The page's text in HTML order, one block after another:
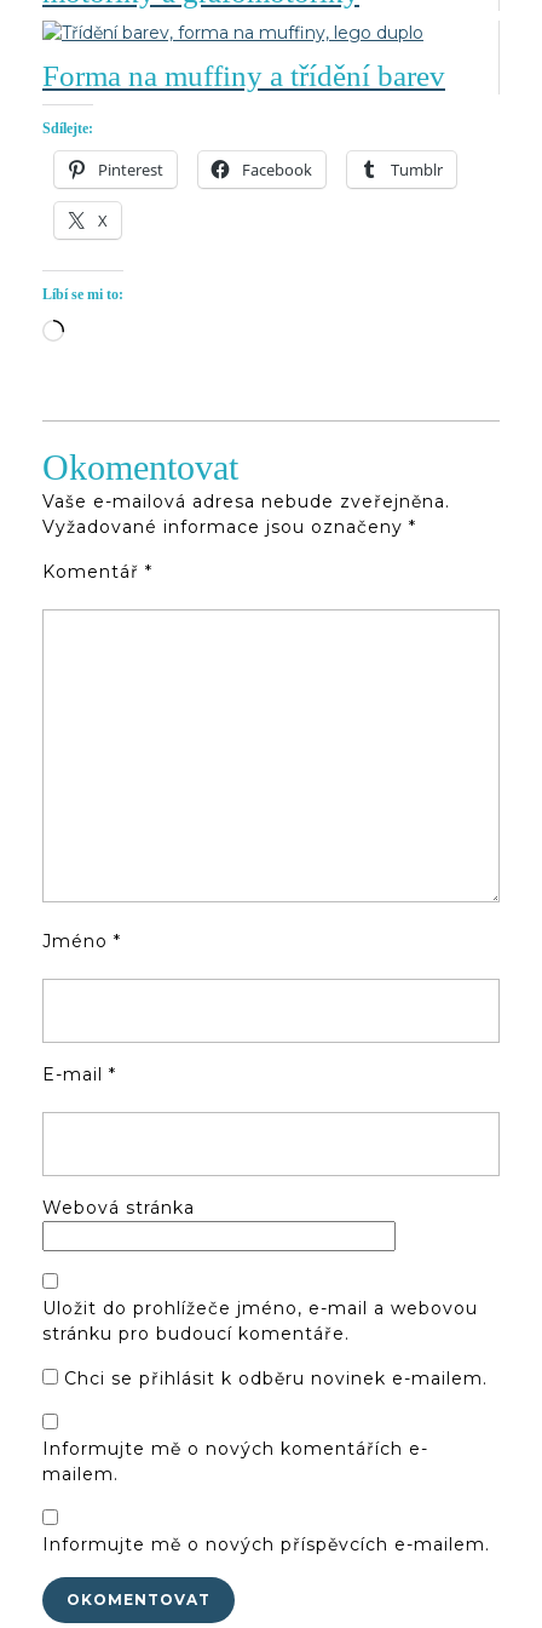
Forma na muffiny a třídění barev
Sdílejte:
Pinterest Facebook Tumblr
X
Líbí se mi to:
Načítání…
Okomentovat
Vaše e-mailová adresa nebude zveřejněna.
Vyžadované informace jsou označeny *
Komentář *
Jméno *
E-mail *
Webová stránka
Uložit do prohlížeče jméno, e-mail a webovou
stránku pro budoucí komentáře.
Chci se přihlásit k odběru novinek e-mailem.
Informujte mě o nových komentářích e-
mailem.
Informujte mě o nových příspěvcích e-mailem.